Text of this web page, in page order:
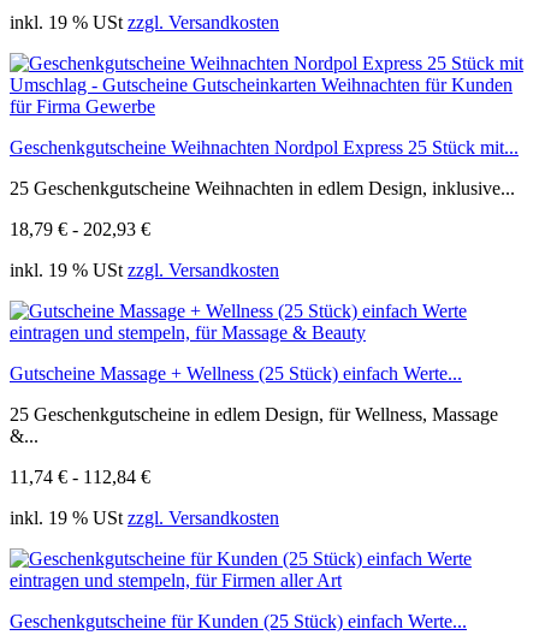
inkl. 19 % USt zzgl. Versandkosten
Geschenkgutscheine Weihnachten Nordpol Express 25 Stück mit...
25 Geschenkgutscheine Weihnachten in edlem Design, inklusive...
18,79 € - 202,93 €
inkl. 19 % USt zzgl. Versandkosten
Gutscheine Massage + Wellness (25 Stück) einfach Werte...
25 Geschenkgutscheine in edlem Design, für Wellness, Massage
&...
11,74 € - 112,84 €
inkl. 19 % USt zzgl. Versandkosten
Geschenkgutscheine für Kunden (25 Stück) einfach Werte...